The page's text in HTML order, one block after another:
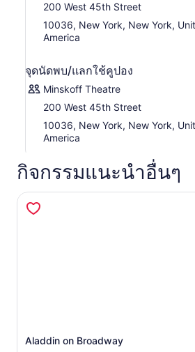
200 West 45th Street
10036, New York, New York,
America
จุดนัดพบ/แลกใช้คูปอง
Minskoff Theatre
200 West 45th Street
10036, New York, New York,
America
กิจกรรมแนะนำอื่นๆ
Aladdin on Broadway